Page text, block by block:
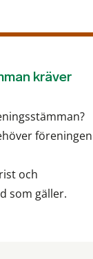
kräver
föreningen
och
som gäller.